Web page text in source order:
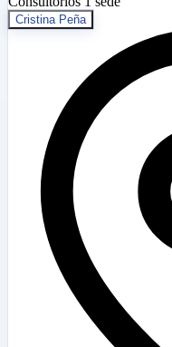
Cristina Peña